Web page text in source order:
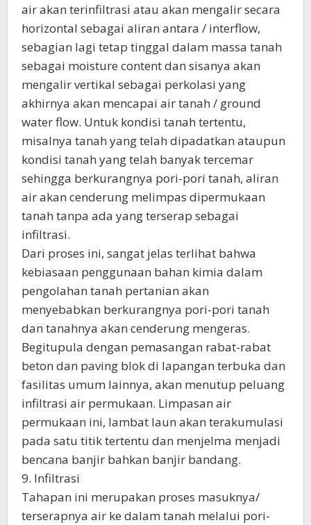
air akan terinfiltrasi atau akan mengalir secara
horizontal sebagai aliran antara / interflow,
sebagian lagi tetap tinggal dalam massa tanah
sebagai moisture content dan sisanya akan
mengalir vertikal sebagai perkolasi yang
akhirnya akan mencapai air tanah / ground
water flow. Untuk kondisi tanah tertentu,
misalnya tanah yang telah dipadatkan ataupun
kondisi tanah yang telah banyak tercemar
sehingga berkurangnya pori-pori tanah, aliran
air akan cenderung melimpas dipermukaan
tanah tanpa ada yang terserap sebagai
infiltrasi.
Dari proses ini, sangat jelas terlihat bahwa
kebiasaan penggunaan bahan kimia dalam
pengolahan tanah pertanian akan
menyebabkan berkurangnya pori-pori tanah
dan tanahnya akan cenderung mengeras.
Begitupula dengan pemasangan rabat-rabat
beton dan paving blok di lapangan terbuka dan
fasilitas umum lainnya, akan menutup peluang
infiltrasi air permukaan. Limpasan air
permukaan ini, lambat laun akan terakumulasi
pada satu titik tertentu dan menjelma menjadi
bencana banjir bahkan banjir bandang.
9. Infiltrasi
Tahapan ini merupakan proses masuknya/
terserapnya air ke dalam tanah melalui pori-